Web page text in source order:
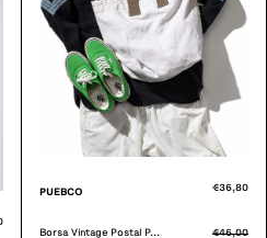
PUEBCO €36,80
Borsa Vintage Postal P... €46,00